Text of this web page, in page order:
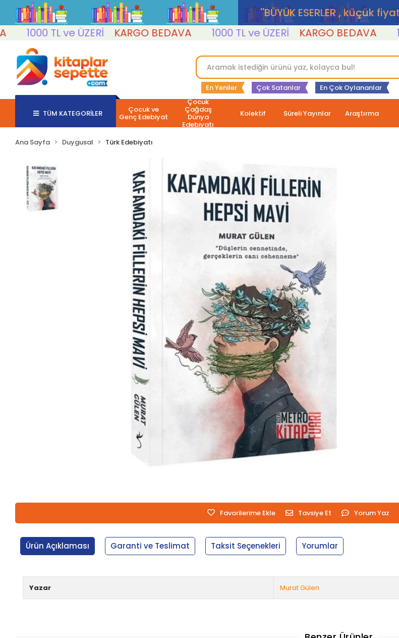
''BÜYÜK ESERLER , küçük
1000 TL ve ÜZERİ
KARGO BEDAVA 1000 TL ve ÜZERİ KARGO BEDAVA 1000
En Yeniler Çok Satanlar En Çok Oylananlar
TÜM KATEGORİLER Çocuk ve
Genç Edebiyat
Çocuk
Çağdaş
Dünya
Edebiyatı
Kolektif Süreli Yayınlar Araştırma
Ana Sayfa Duygusal Türk Edebiyatı
Favorilerime Ekle Tavsiye Et Yorum Yaz
Ürün Açıklaması Garanti ve Teslimat Taksit Seçenekleri Yorumlar
Yazar Murat Gülen